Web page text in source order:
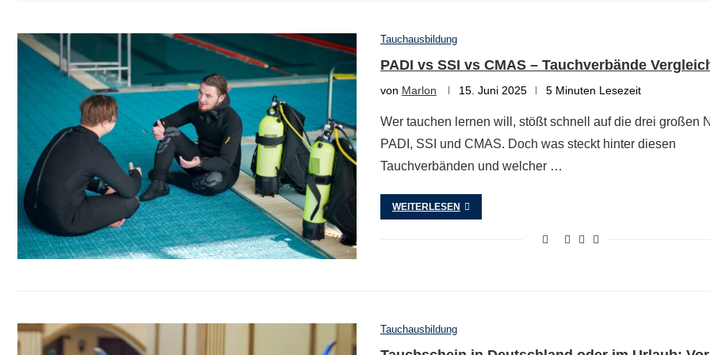
Tauchausbildung
PADI vs SSI vs CMAS – Tauchverbände
von Marlon 15. Juni 2025 5 Minuten Lesezeit
Wer tauchen lernen will, stößt schnell auf die drei großen
PADI, SSI und CMAS. Doch was steckt hinter diesen
Tauchverbänden und welcher …
WEITERLESEN
Tauchausbildung